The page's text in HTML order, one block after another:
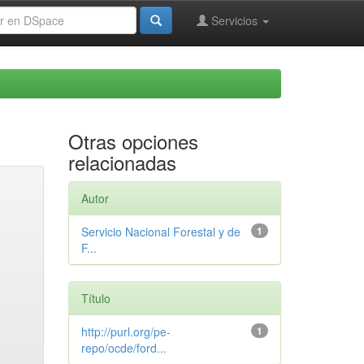
Servicios
Otras opciones
relacionadas
Autor
1
Servicio Nacional Forestal y de
F...
Título
1
http://purl.org/pe-
repo/ocde/ford...